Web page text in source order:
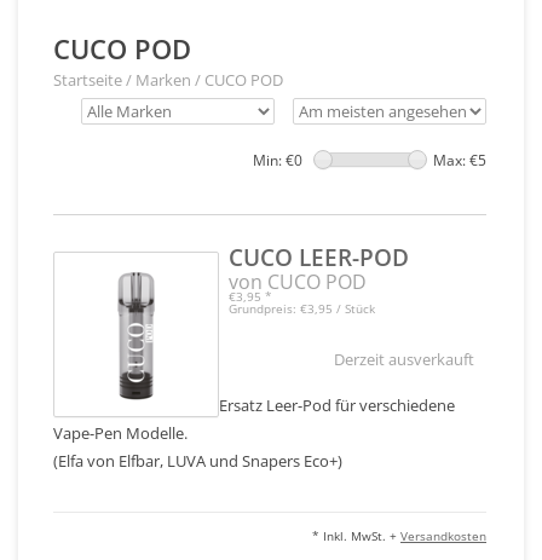
CUCO POD
Startseite/ Marken / CUCO POD
Min: €0 Max: €5
CUCO LEER-POD
von CUCO POD
€3,95 *
Grundpreis: €3,95 / Stück
Derzeit ausverkauft
Ersatz Leer-Pod für verschiedene
Vape-Pen Modelle.
(Elfa von Elfbar, LUVA und Snapers Eco+)
* Inkl. MwSt. + Versandkosten